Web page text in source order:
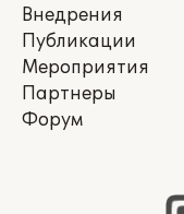
Внедрения
Публикации
Мероприятия
Партнеры
Форум